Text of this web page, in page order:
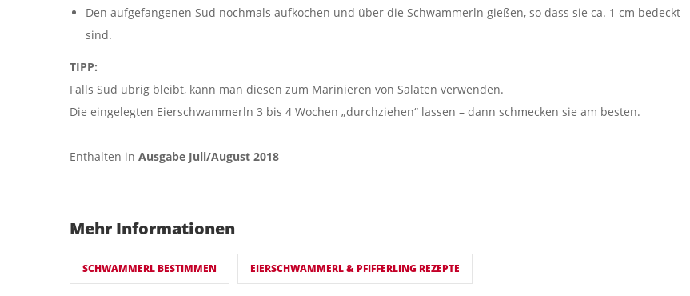
Den aufgefangenen Sud nochmals aufkochen und über die Schwammerln gießen, so dass sie ca. 1 cm bedeckt
sind.
TIPP:
Falls Sud übrig bleibt, kann man diesen zum Marinieren von Salaten verwenden.
Die eingelegten Eierschwammerln 3 bis 4 Wochen „durchziehen“ lassen – dann schmecken sie am besten.
Enthalten in Ausgabe Juli/August 2018
Mehr Informationen
SCHWAMMERL BESTIMMEN EIERSCHWAMMERL & PFIFFERLING REZEPTE